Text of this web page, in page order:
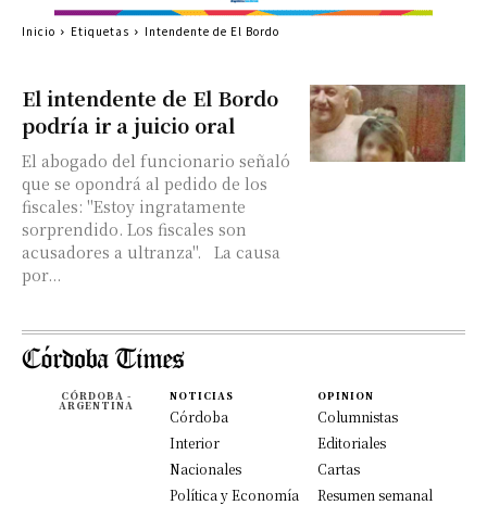
El intendente de El Bordo
podría ir a juicio oral
El abogado del funcionario señaló
que se opondrá al pedido de los
fiscales: "Estoy ingratamente
sorprendido. Los fiscales son
acusadores a ultranza". La causa
por...
Inicio Etiquetas Intendente de El Bordo
CÓRDOBA -
ARGENTINA
NOTICIAS
Córdoba
Interior
Nacionales
Política y Economía
OPINION
Columnistas
Editoriales
Cartas
Resumen semanal